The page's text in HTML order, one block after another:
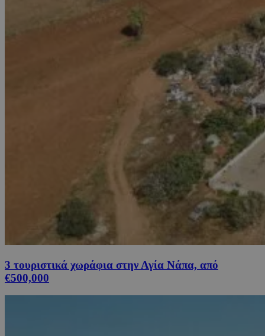
3 τουριστικά χωράφια στην Αγία Νάπα, από
€500,000